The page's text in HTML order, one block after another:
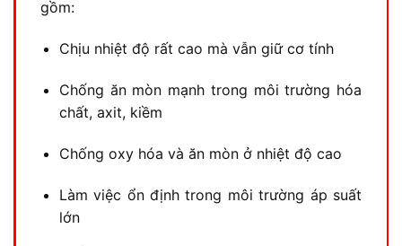
gồm:
Chịu nhiệt độ rất cao mà vẫn giữ cơ tính
Chống ăn mòn mạnh trong môi trường hóa
chất, axit, kiềm
Chống oxy hóa và ăn mòn ở nhiệt độ cao
Làm việc ổn định trong môi trường áp suất
lớn